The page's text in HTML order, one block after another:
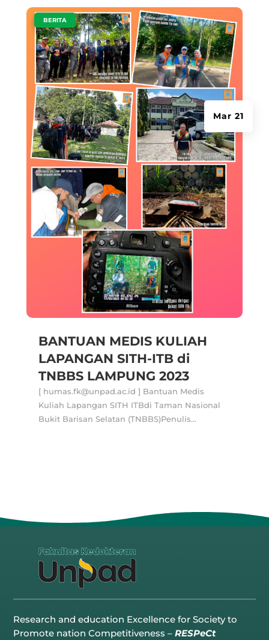
BANTUAN MEDIS KULIAH
LAPANGAN SITH-ITB di
TNBBS LAMPUNG 2023
Mar 21
BERITA
[ humas.fk@unpad.ac.id ] Bantuan Medis
Kuliah Lapangan SITH ITBdi Taman Nasional
Bukit Barisan Selatan (TNBBS)Penulis...
Research and education Excellence for Society to
Promote nation Competitiveness –RESPeCt